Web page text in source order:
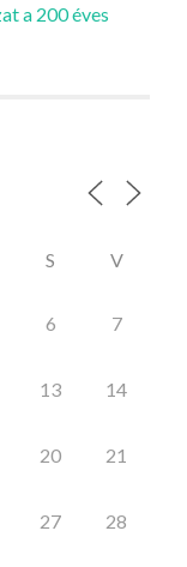
a 200 éves
S V
6 7
13 14
20 21
27 28